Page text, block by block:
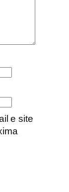
e site